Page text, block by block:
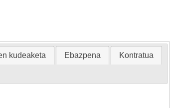
kudeaketa Ebazpena Kontratua